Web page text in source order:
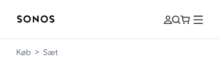
Køb > Sæt